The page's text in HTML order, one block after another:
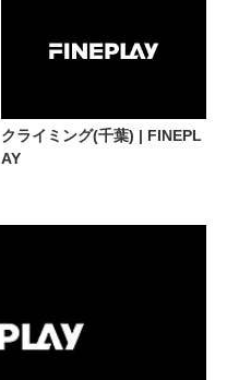
クライミング(千葉) | FINEPL
AY